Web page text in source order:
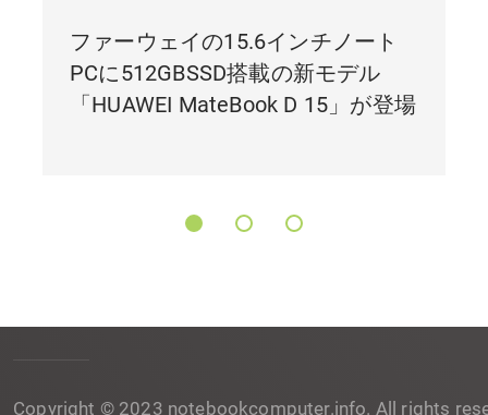
ファーウェイの15.6インチノート
PCに512GBSSD搭載の新モデル
「HUAWEI MateBook D 15」が登場
Copyright © 2023 notebookcomputer.info. All rights